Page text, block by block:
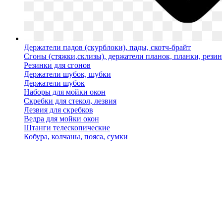
Держатели падов (скурблоки), пады, скотч-брайт
Сгоны (стяжки,склизы), держатели планок, планки,
Резинки для сгонов
Держатели шубок, шубки
Держатели шубок
Наборы для мойки окон
Скребки для стекол, лезвия
Лезвия для скребков
Ведра для мойки окон
Штанги телескопические
Кобура, колчаны, пояса, сумки